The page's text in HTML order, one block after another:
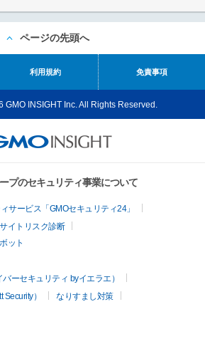
ページの先頭へ
利用規約 免責事項
INSIGHT Inc. All Rights Reserved.
プのセキュリティ事業について
サービス「GMOセキュリティ24」
イトリスク診断
ット
ーセキュリティ byイエラエ）
）
なりすまし対策